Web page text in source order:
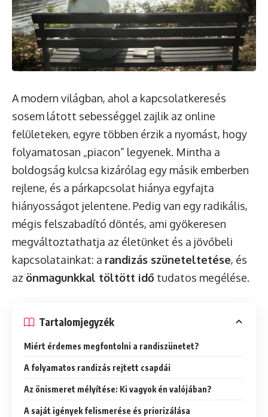
A modern világban, ahol a kapcsolatkeresés
sosem látott sebességgel zajlik az online
felületeken, egyre többen érzik a nyomást, hogy
folyamatosan „piacon” legyenek. Mintha a
boldogság kulcsa kizárólag egy másik emberben
rejlene, és a párkapcsolat hiánya egyfajta
hiányosságot jelentene. Pedig van egy radikális,
mégis felszabadító döntés, ami gyökeresen
megváltoztathatja az életünket és a jövőbeli
kapcsolatainkat: a randizás szüneteltetése, és
az önmagunkkal töltött idő tudatos megélése.
Tartalomjegyzék
Miért érdemes megfontolni a randiszünetet?
A folyamatos randizás rejtett csapdái
Az önismeret mélyítése: Ki vagyok én valójában?
A saját igények felismerése és priorizálása